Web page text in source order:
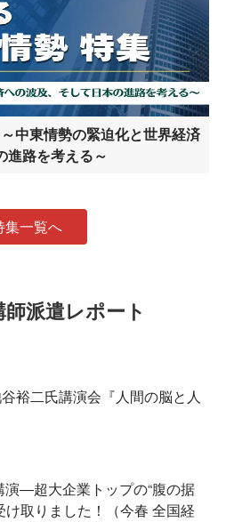
中東情勢の緊迫化と世界経済
進路を考える～
一覧へ
派遣レポート
裕二氏講演会『人間の脳と人
演―超大企業トップの“腹の据
け取りました！（今春 全国経